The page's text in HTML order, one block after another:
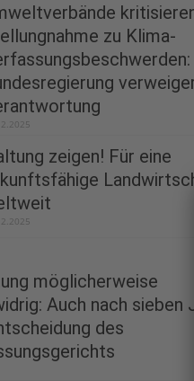
zu Klima-
zeigen! Für eine
möglicherweise
Auch nach sieben
des